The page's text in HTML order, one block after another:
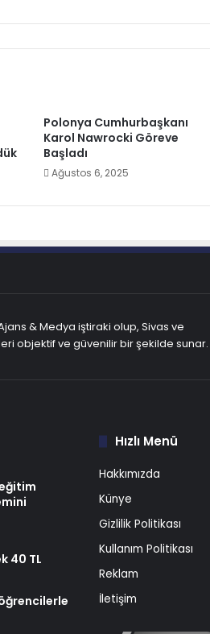
Polonya Cumhurbaşkanı
Karol Nawrocki Göreve
Başladı
Ağustos 6, 2025
& Medya iştiraki olup, Sivas ve
objektif ve güvenilir bir şekilde sunar.
40 TL
Hızlı Menü
Hakkımızda
Künye
Gizlilik Politikası
Kullanım Politikası
Reklam
İletişim